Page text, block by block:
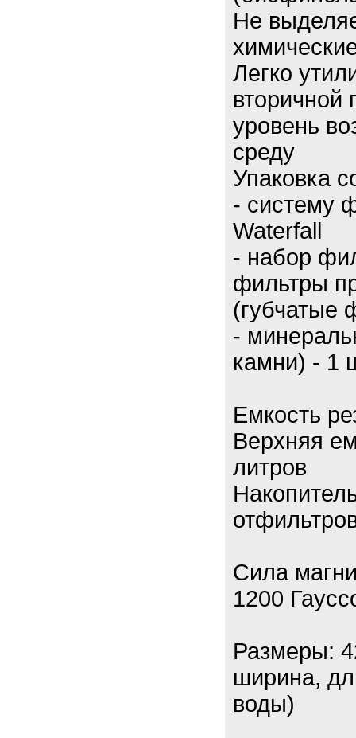
Не
Легко
вторичной
уровень
среду
Упаковка
- систему
Waterfall
- набор
фильтры
(губчатые
-
камни) - 1
Емкость
Верхняя
литров
Сила
1200
Размеры:
ширина,
воды)